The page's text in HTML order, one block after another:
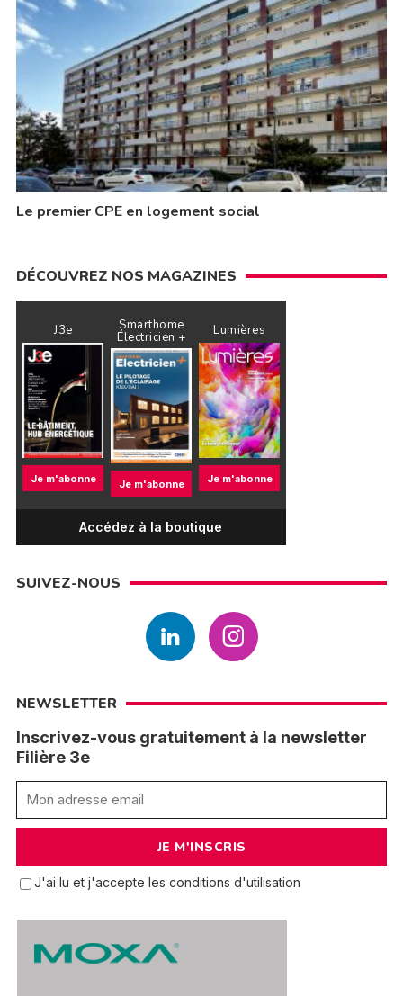
Le premier CPE en logement social
DÉCOUVREZ NOS MAGAZINES
J3e
Je m'abonne
Smarthome
Électricien +
Je m'abonne
Lumières
Je m'abonne
Accédez à la boutique
SUIVEZ-NOUS
NEWSLETTER
Inscrivez-vous gratuitement à la newsletter
Filière 3e
J'ai lu et j'accepte les conditions d'utilisation